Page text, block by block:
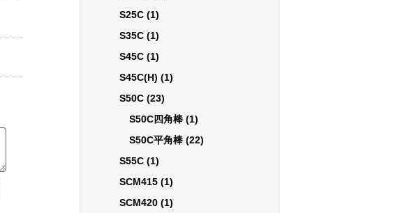
S25C (1)
S35C (1)
S45C (1)
S45C(H) (1)
S50C (23)
S50C四角棒 (1)
S50C平角棒 (22)
S55C (1)
SCM415 (1)
SCM420 (1)